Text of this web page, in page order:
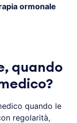
ormonale
quando
quando le
regolarità,